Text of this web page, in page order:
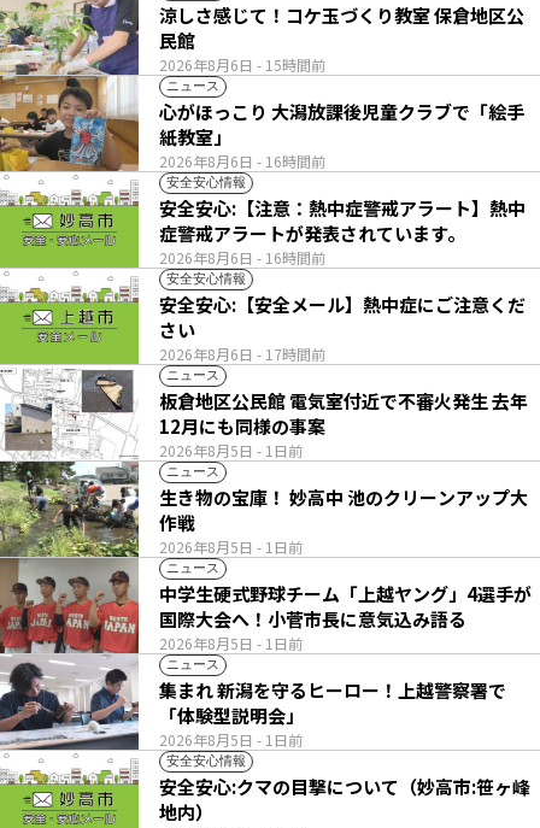
2026年8月6日 - 15時間前
涼しさ感じて！コケ玉づくり教室 保倉地区公
民館
ニュース
2026年8月6日 - 16時間前
心がほっこり 大潟放課後児童クラブで「絵手
紙教室」
安全安心情報
2026年8月6日 - 16時間前
安全安心:【注意：熱中症警戒アラート】熱中
症警戒アラートが発表されています。
安全安心情報
2026年8月6日 - 17時間前
安全安心:【安全メール】熱中症にご注意くだ
さい
ニュース
2026年8月5日 - 1日前
板倉地区公民館 電気室付近で不審火発生 去年
12月にも同様の事案
ニュース
2026年8月5日 - 1日前
生き物の宝庫！ 妙高中 池のクリーンアップ大
作戦
ニュース
2026年8月5日 - 1日前
中学生硬式野球チーム「上越ヤング」4選手が
国際大会へ！小菅市長に意気込み語る
ニュース
2026年8月5日 - 1日前
集まれ 新潟を守るヒーロー！上越警察署で
「体験型説明会」
安全安心情報
安全安心:クマの目撃について（妙高市:笹ヶ峰
地内）